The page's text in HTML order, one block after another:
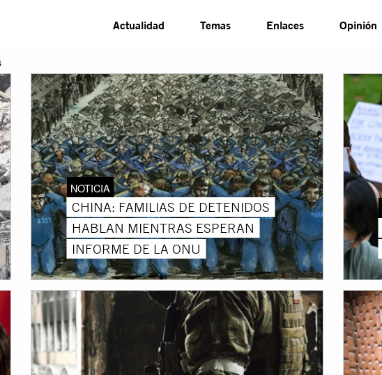
Actualidad Temas Enlaces Opinión
NOTICIA
CHINA: FAMILIAS DE DETENIDOS
HABLAN MIENTRAS ESPERAN
INFORME DE LA ONU